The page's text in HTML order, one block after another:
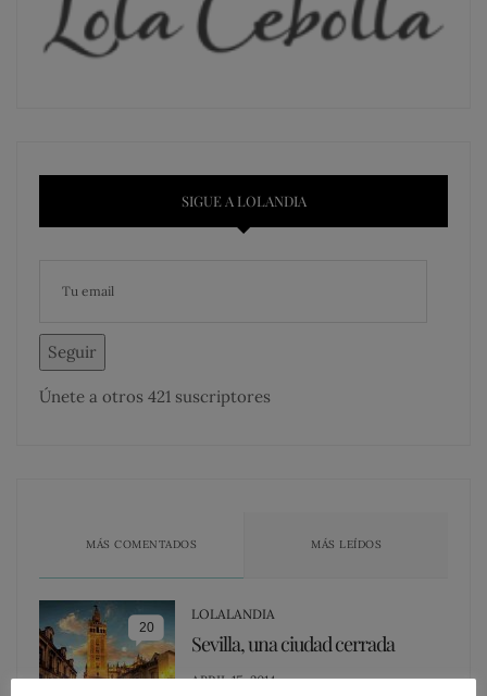
SIGUE A LOLANDIA
Seguir
Únete a otros 421 suscriptores
MÁS COMENTADOS MÁS LEÍDOS
20
LOLALANDIA
Sevilla, una ciudad cerrada
POSTED
ABRIL 15, 2014